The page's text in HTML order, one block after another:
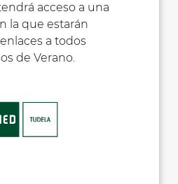
acceso a una
la que estarán
a todos
de Verano.